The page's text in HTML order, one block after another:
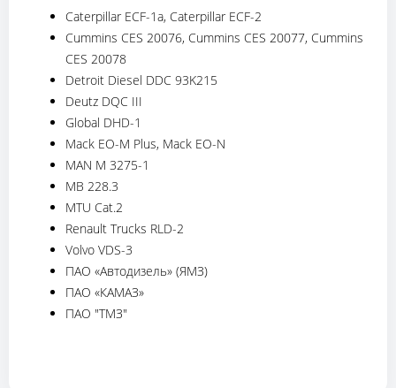
Caterpillar ECF-1а, Caterpillar ECF-2
Cummins CES 20076, Cummins CES 20077, Cummins
CES 20078
Detroit Diesel DDC 93K215
Deutz DQC III
Global DHD-1
Mack EO-M Plus, Mack EO-N
MAN M 3275-1
MB 228.3
MTU Cat.2
Renault Trucks RLD-2
Volvo VDS-3
ПАО «Автодизель» (ЯМЗ)
ПАО «КАМАЗ»
ПАО "ТМЗ"